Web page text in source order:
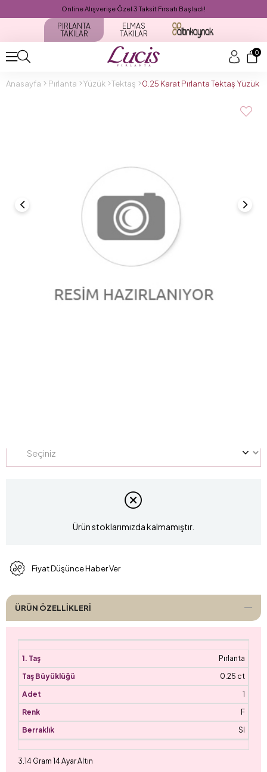
Online Alışverişe Özel 3 Taksit Fırsatı Başladı!
PIRLANTA
TAKILAR
ELMAS
TAKILAR
0
Anasayfa Pırlanta Yüzük Tektaş 0.25 Karat Pırlanta Tektaş Yüzük
Ürün stoklarımızda kalmamıştır.
Fiyat Düşünce Haber Ver
ÜRÜN ÖZELLIKLERI
Pırlanta
0.25 ct
1
F
SI
3.14 Gram 14 Ayar Altın